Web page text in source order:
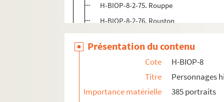
H-BIOP-8-2-75. Rouppe
H-BIOP-8-2-76. Rouston
H-BIOP-8-2-77. Maurice Rouvier
H-BIOP-8-2-78. Maurice Rouvier
H-BIOP-8-2-79. Maurice Rouvier
H-BIOP-8-2-80. Docteur Roux
H-BIOP-8-2-81. John Roussell
Présentation du contenu
Cote
H-BIOP-8
Titre
Personnages
Importance matérielle
385 portraits